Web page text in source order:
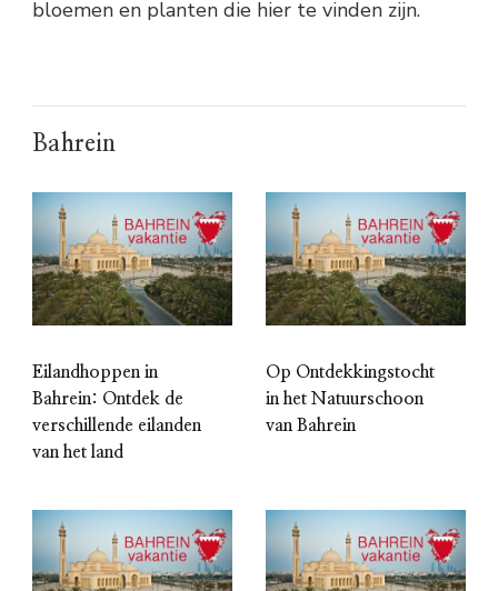
bloemen en planten die hier te vinden zijn.
Bahrein
Eilandhoppen in
Bahrein: Ontdek de
verschillende eilanden
van het land
Op Ontdekkingstocht
in het Natuurschoon
van Bahrein